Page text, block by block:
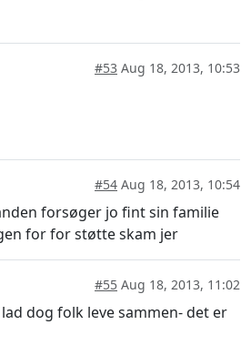
#53 Aug 18, 2013, 10:53
#54 Aug 18, 2013, 10:54
forsøger jo fint sin familie
for for støtte skam jer
#55 Aug 18, 2013, 11:02
dog folk leve sammen- det er